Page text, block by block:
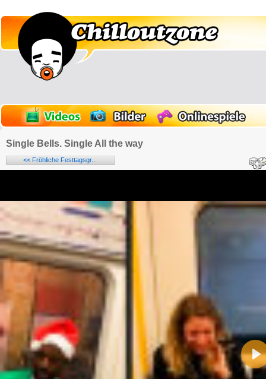
Single Bells. Single All the way
<< Fröhliche Festtagsgr...